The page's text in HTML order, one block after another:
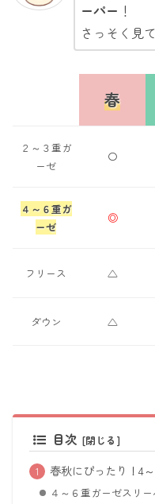
ーパー ！
さっそく見
春
２～３重ガ
ーゼ
〇
４～６重ガ
ーゼ
◎
フリース △
ダウン △
目次
春秋にぴったり！4
４～６重ガーゼスリ